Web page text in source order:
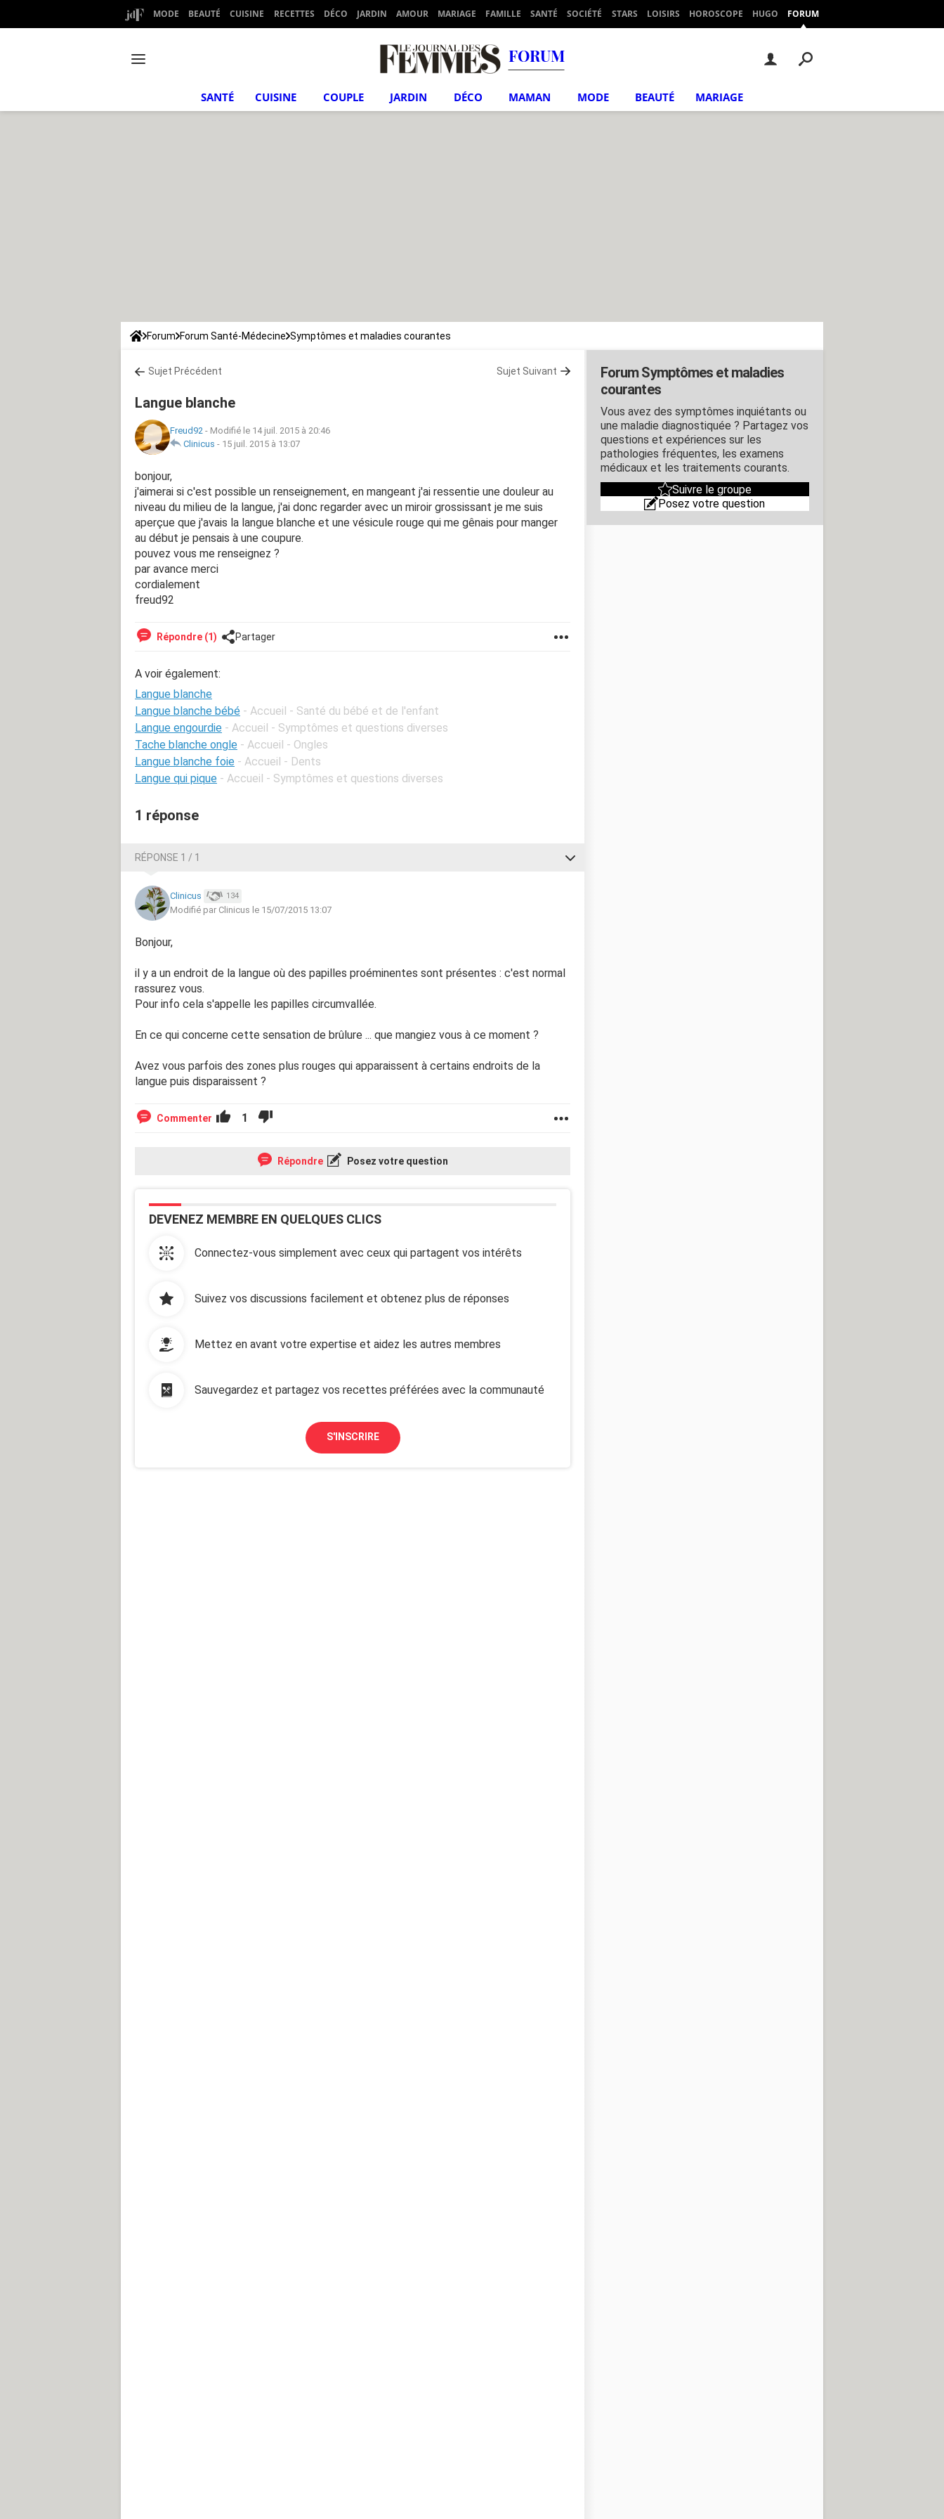
MODE BEAUTÉ CUISINE RECETTES DÉCO JARDIN AMOUR MARIAGE FAMILLE SANTÉ SOCIÉTÉ STARS LOISIRS HOROSCOPE HUGO FORUM
FORUM
SANTÉ CUISINE COUPLE JARDIN DÉCO MAMAN MODE BEAUTÉ MARIAGE
Forum Forum Santé-Médecine Symptômes et maladies courantes
Sujet Précédent Sujet Suivant
Langue blanche
Freud92 - Modifié le 14 juil. 2015 à 20:46
Clinicus - 15 juil. 2015 à 13:07
bonjour,
j'aimerai si c'est possible un renseignement, en mangeant j'ai ressentie une douleur au
niveau du milieu de la langue, j'ai donc regarder avec un miroir grossissant je me suis
aperçue que j'avais la langue blanche et une vésicule rouge qui me gênais pour manger
au début je pensais à une coupure.
pouvez vous me renseignez ?
par avance merci
cordialement
freud92
Répondre (1) Partager
A voir également:
Langue blanche
Langue blanche bébé - Accueil - Santé du bébé et de l'enfant
Langue engourdie - Accueil - Symptômes et questions diverses
Tache blanche ongle - Accueil - Ongles
Langue blanche foie - Accueil - Dents
Langue qui pique - Accueil - Symptômes et questions diverses
1 réponse
RÉPONSE 1 / 1
Clinicus 134
Modifié par Clinicus le 15/07/2015 13:07
Bonjour,
il y a un endroit de la langue où des papilles proéminentes sont présentes : c'est normal
rassurez vous.
Pour info cela s'appelle les papilles circumvallée.
En ce qui concerne cette sensation de brûlure ... que mangiez vous à ce moment ?
Avez vous parfois des zones plus rouges qui apparaissent à certains endroits de la
langue puis disparaissent ?
Commenter 1
Répondre Posez votre question
DEVENEZ MEMBRE EN QUELQUES CLICS
Connectez-vous simplement avec ceux qui partagent vos intérêts
Suivez vos discussions facilement et obtenez plus de réponses
Mettez en avant votre expertise et aidez les autres membres
Sauvegardez et partagez vos recettes préférées avec la communauté
S'INSCRIRE
Forum Symptômes et maladies
courantes
Vous avez des symptômes inquiétants ou
une maladie diagnostiquée ? Partagez vos
questions et expériences sur les
pathologies fréquentes, les examens
médicaux et les traitements courants.
Suivre le groupe
Posez votre question